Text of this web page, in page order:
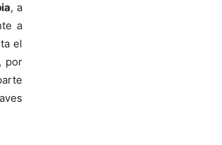
, a
a
el
por